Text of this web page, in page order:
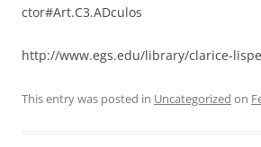
ctor#Art.C3.ADculos
http://www.egs.edu/library/clarice-
This entry was posted in Uncategorized on